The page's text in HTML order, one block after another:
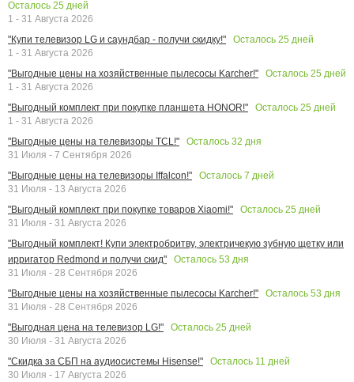
Осталось 25 дней
1 - 31 Августа 2026
"Купи телевизор LG и саундбар - получи скидку!"
Осталось 25 дней
1 - 31 Августа 2026
"Выгодные цены на хозяйственные пылесосы Karcher!"
Осталось 25 дней
1 - 31 Августа 2026
"Выгодный комплект при покупке планшета HONOR!"
Осталось 25 дней
1 - 31 Августа 2026
"Выгодные цены на телевизоры TCL!"
Осталось 32 дня
31 Июля - 7 Сентября 2026
"Выгодные цены на телевизоры Iffalcon!"
Осталось 7 дней
31 Июля - 13 Августа 2026
"Выгодный комплект при покупке товаров Xiaomi!"
Осталось 25 дней
31 Июля - 31 Августа 2026
"Выгодный комплект! Купи электробритву, электричекую зубную щетку или
ирригатор Redmond и получи скид"
Осталось 53 дня
31 Июля - 28 Сентября 2026
"Выгодные цены на хозяйственные пылесосы Karcher!"
Осталось 53 дня
31 Июля - 28 Сентября 2026
"Выгодная цена на телевизор LG!"
Осталось 25 дней
30 Июля - 31 Августа 2026
"Скидка за СБП на аудиосистемы Hisense!"
Осталось 11 дней
30 Июля - 17 Августа 2026